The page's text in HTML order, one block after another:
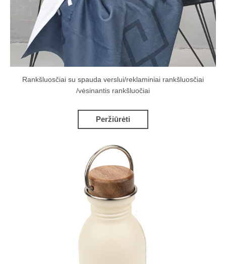
Rankšluosčiai su spauda verslui/reklaminiai rankšluosčiai
/vėsinantis rankšluočiai
Peržiūrėti